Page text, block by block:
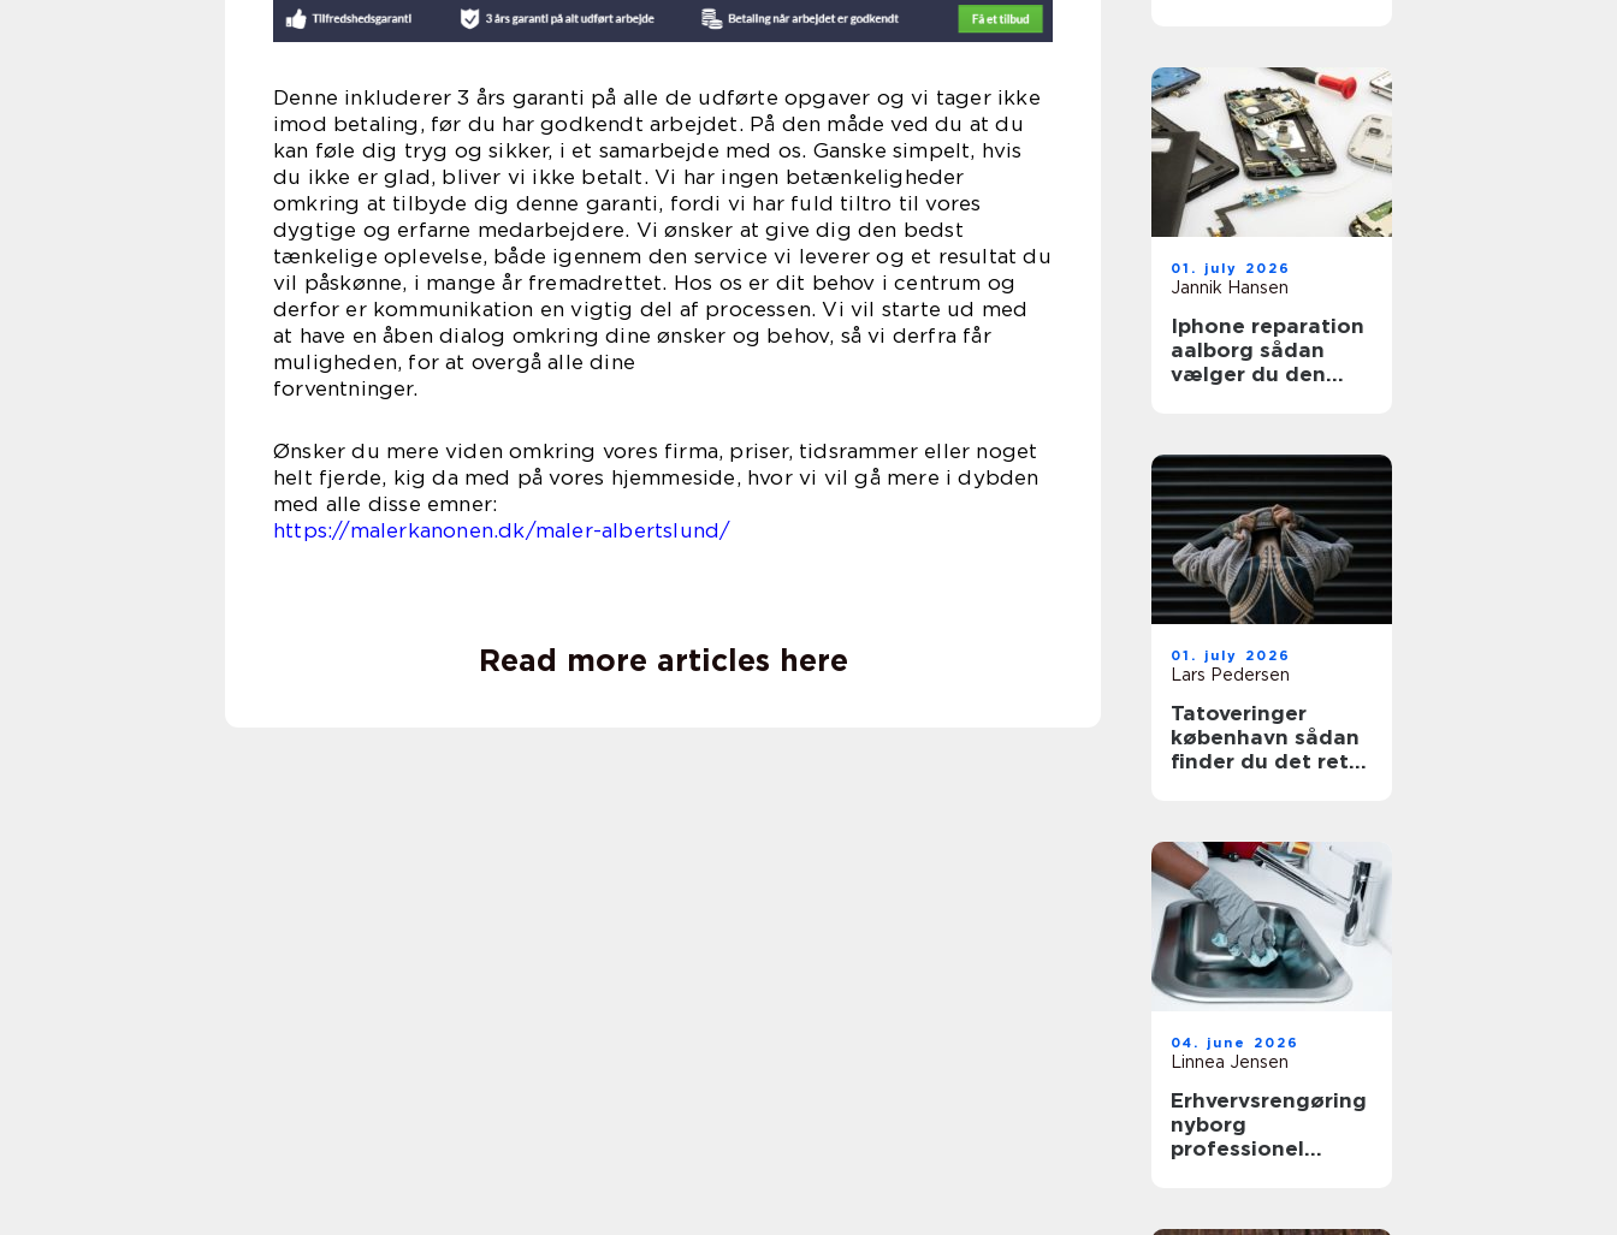
Denne inkluderer 3 års garanti på alle de udførte opgaver og vi tager ikke
imod betaling, før du har godkendt arbejdet. På den måde ved du at du
kan føle dig tryg og sikker, i et samarbejde med os. Ganske simpelt, hvis
du ikke er glad, bliver vi ikke betalt. Vi har ingen betænkeligheder
omkring at tilbyde dig denne garanti, fordi vi har fuld tiltro til vores
dygtige og erfarne medarbejdere. Vi ønsker at give dig den bedst
tænkelige oplevelse, både igennem den service vi leverer og et resultat du
vil påskønne, i mange år fremadrettet. Hos os er dit behov i centrum og
derfor er kommunikation en vigtig del af processen. Vi vil starte ud med
at have en åben dialog omkring dine ønsker og behov, så vi derfra får
muligheden, for at overgå alle dine
forventninger.
Ønsker du mere viden omkring vores firma, priser, tidsrammer eller noget
helt fjerde, kig da med på vores hjemmeside, hvor vi vil gå mere i dybden
med alle disse emner:
https://malerkanonen.dk/maler-albertslund/
Read more articles here
01. july 2026
Jannik Hansen
Iphone reparation
aalborg sådan
vælger du den
01. july 2026
Lars Pedersen
Tatoveringer
københavn sådan
finder du det rette
04. june 2026
Linnea Jensen
Erhvervsrengøring
nyborg
professionel